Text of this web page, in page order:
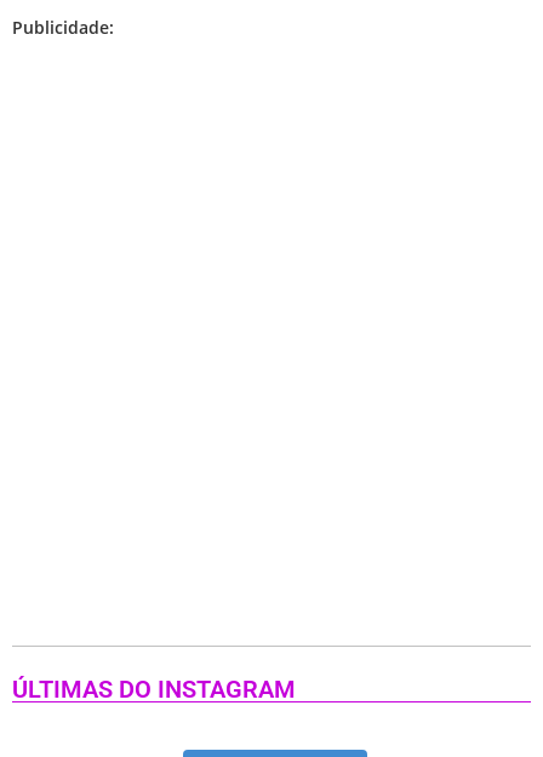
Publicidade:
ÚLTIMAS DO INSTAGRAM